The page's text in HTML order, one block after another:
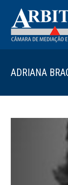
ADRIANA